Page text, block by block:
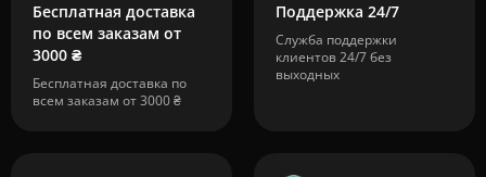
Бесплатная доставка
по всем заказам от
3000 ₴
Бесплатная доставка по
всем заказам от 3000 ₴
Поддержка 24/7
Служба поддержки
клиентов 24/7 без
выходных